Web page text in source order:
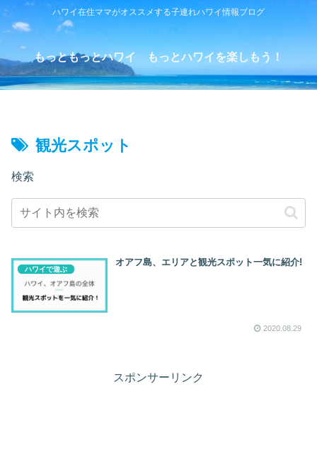
ハワイ在住ママがオススメする子連れハワイ情報ブログ
もっともっとハワイ もっとハワイを楽しもう！
観光スポット
検索
ハワイで遊ぶ
オアフ島、エリアと観光スポット一気に紹介!
2020.08.29
スポンサーリンク